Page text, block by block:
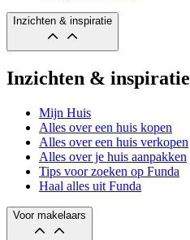
Inzichten & inspiratie
Inzichten & inspiratie
Mijn Huis
Alles over een huis kopen
Alles over een huis verkopen
Alles over je huis aanpakken
Tips voor zoeken op Funda
Haal alles uit Funda
Voor makelaars